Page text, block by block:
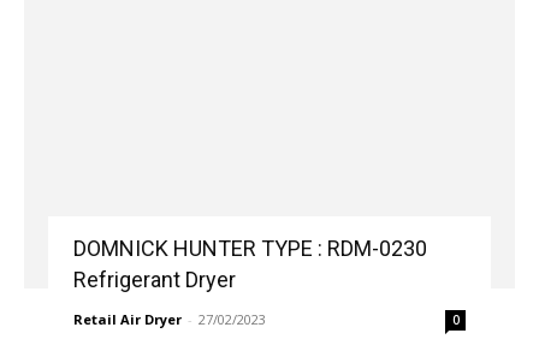
DOMNICK HUNTER TYPE : RDM-0230
Refrigerant Dryer
Retail Air Dryer - 27/02/2023 0